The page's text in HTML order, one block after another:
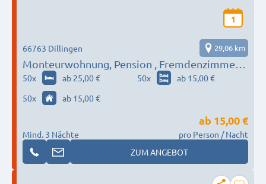
1
Monteurwohnung, Pension , Fremdenzimmer
Pavan I Pavan-Rent
66763 Dillingen 29,06 km
50x ab 25,00 € 50x
ab 15,00 €
50x ab 15,00 €
Mind. 3 Nächte
ab 15,00 €
pro Person / Nacht
ZUM ANGEBOT